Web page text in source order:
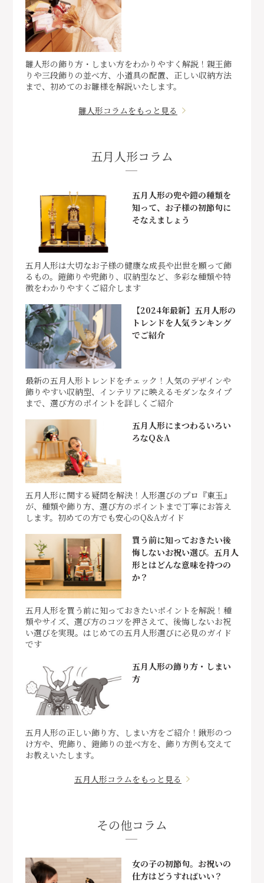
雛人形の飾り方・しまい方をわかりやすく解説！親王飾
りや三段飾りの並べ方、小道具の配置、正しい収納方法
まで、初めてのお雛様を解説いたします。
雛人形コラムをもっと見る
五月人形コラム
五月人形の兜や鎧の種類を
知って、お子様の初節句に
そなえましょう
五月人形は大切なお子様の健康な成長や出世を願って飾
るもの。鎧飾りや兜飾り、収納型など、多彩な種類や特
徴をわかりやすくご紹介します
【2024年最新】五月人形の
トレンドを人気ランキング
でご紹介
最新の五月人形トレンドをチェック！人気のデザインや
飾りやすい収納型、インテリアに映えるモダンなタイプ
まで、選び方のポイントを詳しくご紹介
五月人形にまつわるいろい
ろなQ＆A
五月人形に関する疑問を解決！人形選びのプロ『東玉』
が、種類や飾り方、選び方のポイントまで丁寧にお答え
します。初めての方でも安心のQ&Aガイド
買う前に知っておきたい後
悔しないお祝い選び。五月人
形とはどんな意味を持つの
か？
五月人形を買う前に知っておきたいポイントを解説！種
類やサイズ、選び方のコツを押さえて、後悔しないお祝
い選びを実現。はじめての五月人形選びに必見のガイド
です
五月人形の飾り方・しまい
方
五月人形の正しい飾り方、しまい方をご紹介！鍬形のつ
け方や、兜飾り、鎧飾りの並べ方を、飾り方例も交えて
お教えいたします。
五月人形コラムをもっと見る
その他コラム
女の子の初節句。お祝いの
仕方はどうすればいい？